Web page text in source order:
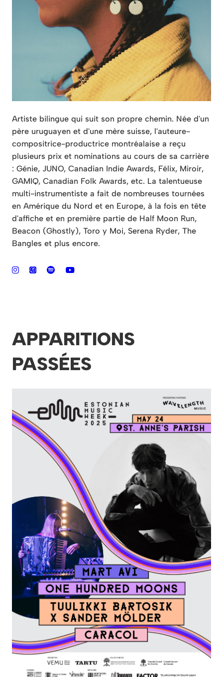
Artiste bilingue qui suit son propre chemin. Née d'un
père uruguayen et d'une mère suisse, l'auteure-
compositrice-productrice montréalaise a reçu
plusieurs prix et nominations au cours de sa carrière
: Génie, JUNO, Canadian Indie Awards, Félix, Miroir,
GAMIQ, Canadian Folk Awards, etc. La talentueuse
multi-instrumentiste a fait de nombreuses tournées
en Amérique du Nord et en Europe, à la fois en tête
d'affiche et en première partie de Half Moon Run,
Beacon (Ghostly), Toro y Moi, Serena Ryder, The
Bangles et plus encore.
APPARITIONS
PASSÉES